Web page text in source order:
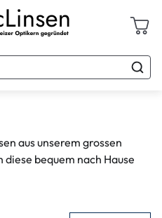
aus unserem grossen
bequem nach Hause